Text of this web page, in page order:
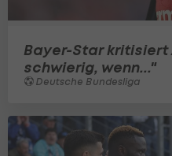
Bayer-Star kritisiert
schwierig, wenn..."
Deutsche Bundesliga